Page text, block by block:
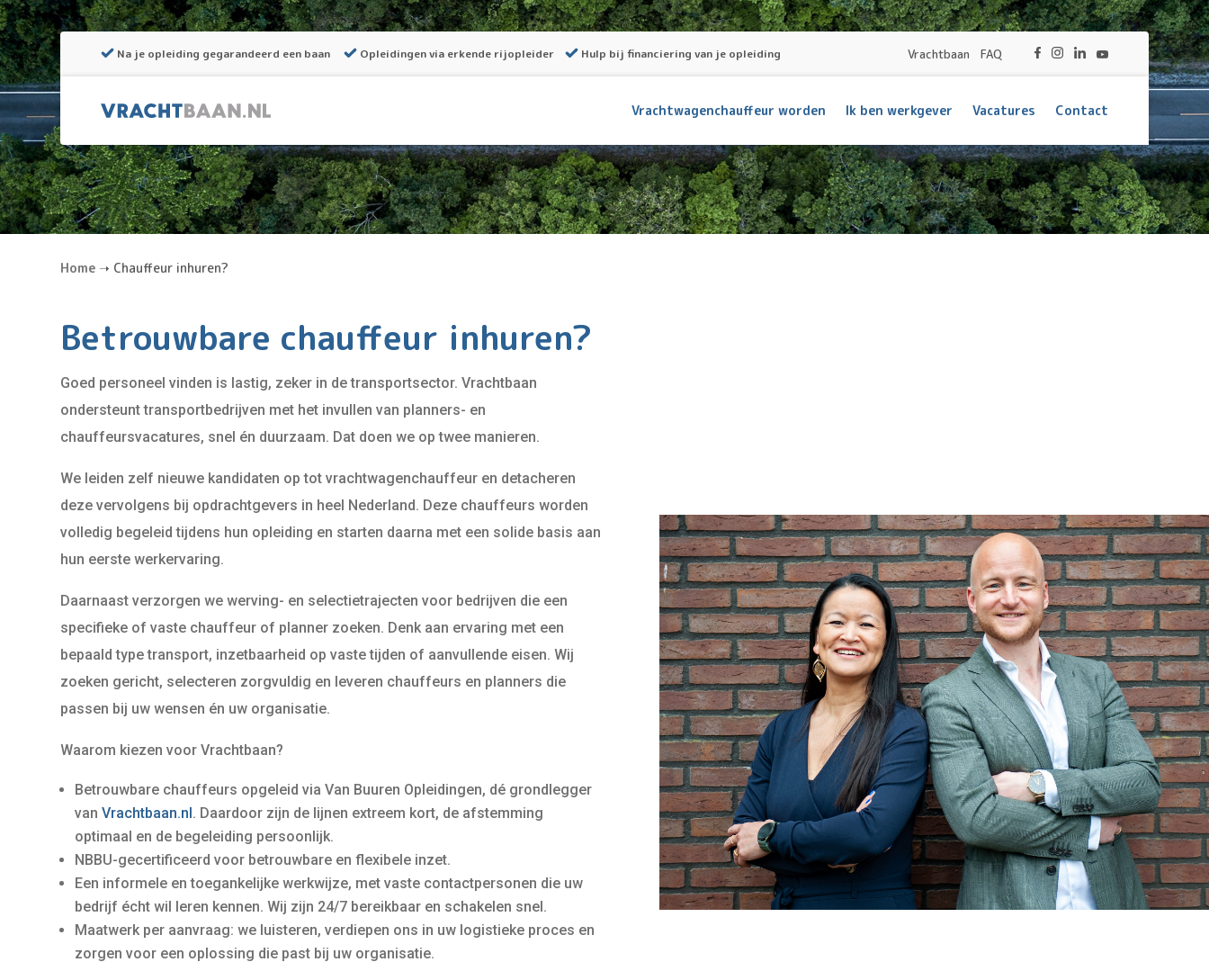
Na je opleiding gegarandeerd een baan Opleidingen via erkende rijopleider Hulp bij financiering van je opleiding Vrachtbaan FAQ
Vrachtwagenchauffeur worden Ik ben werkgever Vacatures Contact
Home ➝ Chauffeur inhuren?
Betrouwbare chauffeur inhuren?
Goed personeel vinden is lastig, zeker in de transportsector. Vrachtbaan
ondersteunt transportbedrijven met het invullen van planners- en
chauffeursvacatures, snel én duurzaam. Dat doen we op twee manieren.
We leiden zelf nieuwe kandidaten op tot vrachtwagenchauffeur en detacheren
deze vervolgens bij opdrachtgevers in heel Nederland. Deze chauffeurs worden
volledig begeleid tijdens hun opleiding en starten daarna met een solide basis aan
hun eerste werkervaring.
Daarnaast verzorgen we werving- en selectietrajecten voor bedrijven die een
specifieke of vaste chauffeur of planner zoeken. Denk aan ervaring met een
bepaald type transport, inzetbaarheid op vaste tijden of aanvullende eisen. Wij
zoeken gericht, selecteren zorgvuldig en leveren chauffeurs en planners die
passen bij uw wensen én uw organisatie.
Waarom kiezen voor Vrachtbaan?
Betrouwbare chauffeurs opgeleid via Van Buuren Opleidingen, dé grondlegger
vanVrachtbaan.nl . Daardoor zijn de lijnen extreem kort, de afstemming
optimaal en de begeleiding persoonlijk.
NBBU-gecertificeerd voor betrouwbare en flexibele inzet.
Een informele en toegankelijke werkwijze, met vaste contactpersonen die uw
bedrijf écht wil leren kennen. Wij zijn 24/7 bereikbaar en schakelen snel.
Maatwerk per aanvraag: we luisteren, verdiepen ons in uw logistieke proces en
zorgen voor een oplossing die past bij uw organisatie.